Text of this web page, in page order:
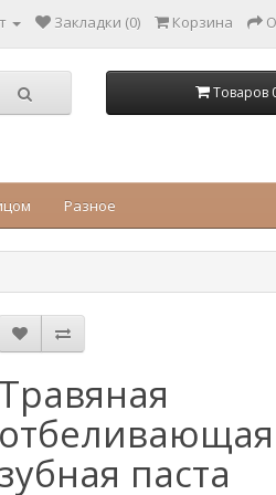
Закладки (0) Корзина
Товаров
Разное
Травяная
отбеливающая
зубная паста